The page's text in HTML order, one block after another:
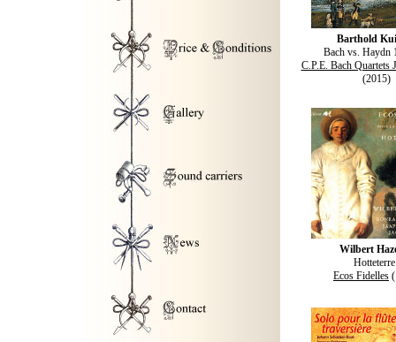
Barthold
Bach vs. Haydn
C.P.E. Bach Quartets
(2015)
Wilbert
Ecos Fidelles